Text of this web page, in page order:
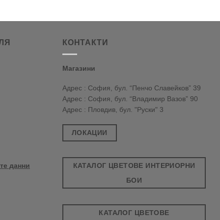
данни
КОНТАКТИ
Магазини
Адрес : София, бул. “Пенчо Славейков” 39
Адрес : София, бул. “Владимир Вазов” 90
Адрес : Пловдив, бул. "Руски" 3
ЛОКАЦИИ
КАТАЛОГ ЦВЕТОВЕ ИНТЕРИОРНИ
БОИ
КАТАЛОГ ЦВЕТОВЕ